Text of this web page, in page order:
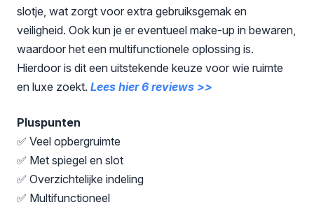
slotje, wat zorgt voor extra gebruiksgemak en
veiligheid. Ook kun je er eventueel make-up in bewaren,
waardoor het een multifunctionele oplossing is.
Hierdoor is dit een uitstekende keuze voor wie ruimte
en luxe zoekt. Lees hier 6 reviews >>
Pluspunten
✅ Veel opbergruimte
✅ Met spiegel en slot
✅ Overzichtelijke indeling
✅ Multifunctioneel